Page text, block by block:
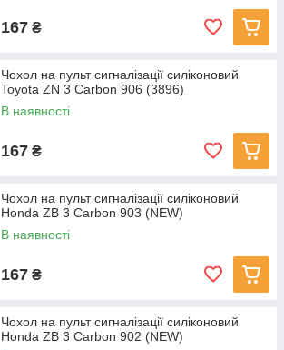
167 ₴
Чохол на пульт сигналізації силіконовий
Toyota ZN 3 Carbon 906 (3896)
В наявності
167 ₴
Чохол на пульт сигналізації силіконовий
Honda ZB 3 Carbon 903 (NEW)
В наявності
167 ₴
Чохол на пульт сигналізації силіконовий
Honda ZB 3 Carbon 902 (NEW)